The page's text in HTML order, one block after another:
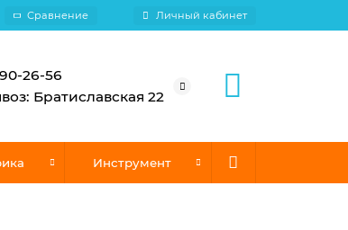
Сравнение Личный кабинет
26-56
Братиславская 22
Инструмент